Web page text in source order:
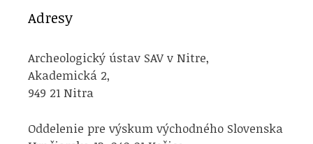
Adresy
Archeologický ústav SAV v Nitre,
Akademická 2,
949 21 Nitra
Oddelenie pre výskum východného Slovenska